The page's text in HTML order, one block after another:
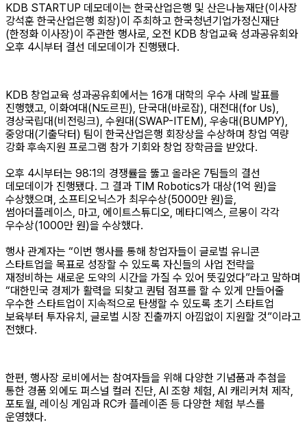
KDB STARTUP 데모데이는 한국산업은행 및 산은나눔재단(이사장
강석훈 한국산업은행 회장)이 주최하고 한국청년기업가정신재단
(한정화 이사장)이 주관한 행사로, 오전 KDB 창업교육 성과공유회와
오후 4시부터 결선 데모데이가 진행됐다.
KDB 창업교육 성과공유회에서는 16개 대학의 우수 사례 발표를
진행했고, 이화여대(N도르핀), 단국대(바로잡), 대전대(for Us),
경상국립대(비전링크), 수원대(SWAP-ITEM), 우송대(BUMPY),
중앙대(기출닥터) 팀이 한국산업은행 회장상을 수상하며 창업 역량
강화 후속지원 프로그램 참가 기회와 창업 장학금을 받았다.
오후 4시부터는 98:1의 경쟁률을 뚫고 올라온 7팀들의 결선
데모데이가 진행됐다. 그 결과 TIM Robotics가 대상(1억 원)을
수상했으며, 소프티오닉스가 최우수상(5000만 원)을,
썸아더플레이스, 마고, 에이트스튜디오, 메타디엑스, 르몽이 각각
우수상(1000만 원)을 수상했다.
행사 관계자는 “이번 행사를 통해 창업자들이 글로벌 유니콘
스타트업을 목표로 성장할 수 있도록 자신들의 사업 전략을
재정비하는 새로운 도약의 시간을 가질 수 있어 뜻깊었다”라고 말하며
“대한민국 경제가 활력을 되찾고 퀀텀 점프를 할 수 있게 만들어줄
우수한 스타트업이 지속적으로 탄생할 수 있도록 초기 스타트업
보육부터 투자유치, 글로벌 시장 진출까지 아낌없이 지원할 것”이라고
전했다.
한편, 행사장 로비에서는 참여자들을 위해 다양한 기념품과 추첨을
통한 경품 외에도 퍼스널 컬러 진단, AI 조향 체험, AI 캐리커처 제작,
포토월, 레이싱 게임과 RC카 플레이존 등 다양한 체험 부스를
운영했다.